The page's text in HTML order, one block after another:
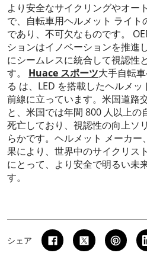
より安全なサイクリングやオー
で、自転車用ヘルメット ライ
であり、不可欠なものです。
ションはイノベーションを推進
にシームレスに統合して視認性
す。 Huace スポーツ大手自転
る は、LED を搭載したヘルメ
前線に立っています。米国道路
と、米国では年間 800 人以上
死亡しており、視認性の向上ソ
らかです。ヘルメット メーカ
果により、世界中のサイクリス
にとって、より安全で明るい未
す。
シェア